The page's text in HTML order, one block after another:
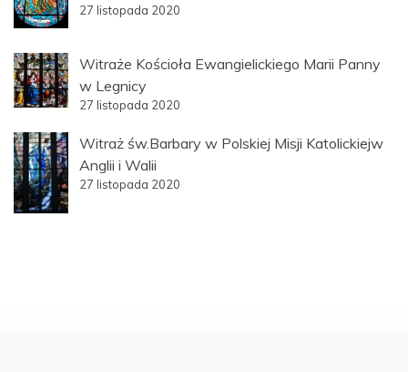
27 listopada 2020
Witraże Kościoła Ewangielickiego Marii Panny
w Legnicy
27 listopada 2020
Witraż św.Barbary w Polskiej Misji Katolickiejw
Anglii i Walii
27 listopada 2020